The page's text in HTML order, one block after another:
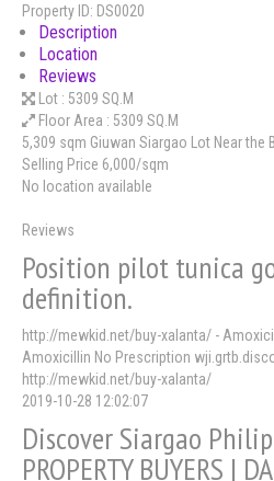
Property ID: DS0020
Description
Location
Reviews
Lot : 5309 SQ.M
Floor Area : 5309 SQ.M
5,309 sqm Giuwan Siargao Lot Near the
Selling Price 6,000/sqm
No location available
Reviews
Position pilot tunica
definition.
http://mewkid.net/buy-xalanta/ -
Amoxicillin No Prescription
http://mewkid.net/buy-xalanta/
2019-10-28 12:02:07
Discover Siargao
PROPERTY BUYERS |